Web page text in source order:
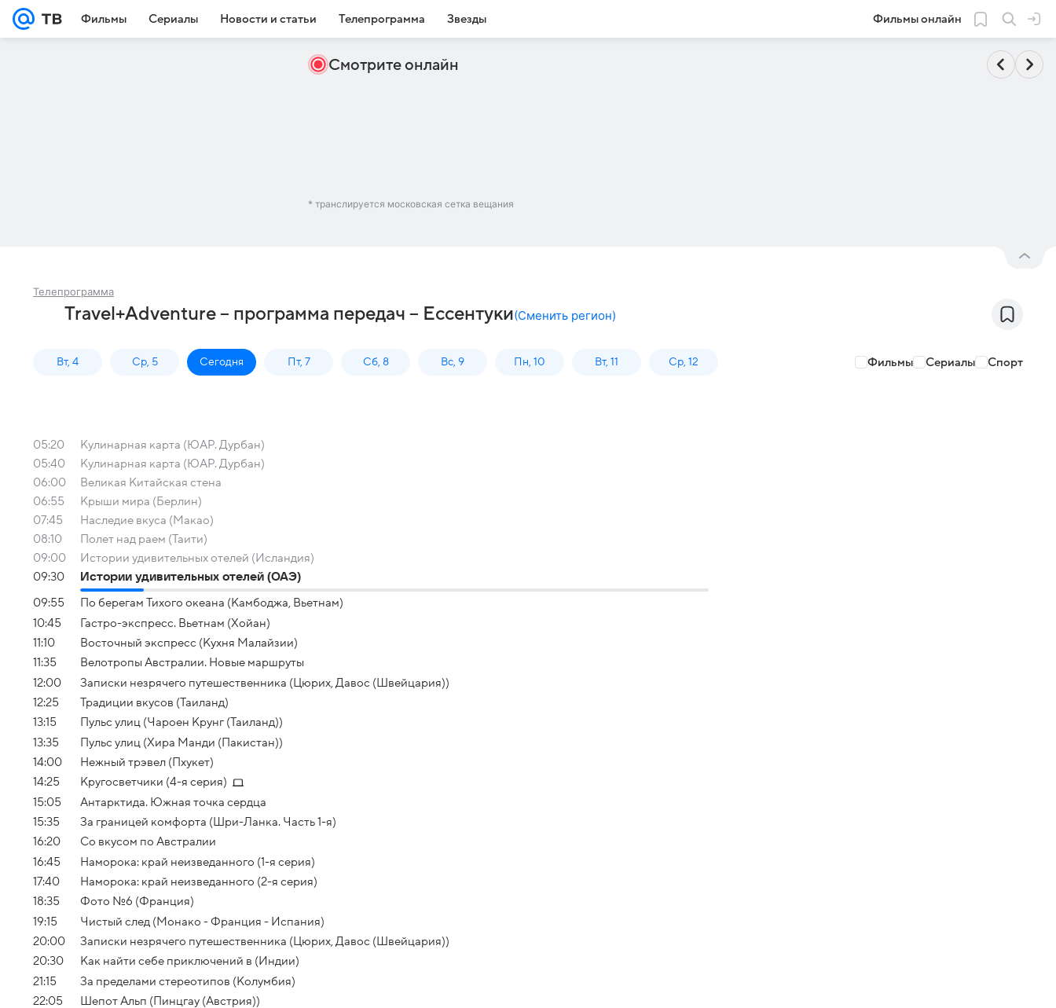
Фильмы Сериалы Новости и статьи Телепрограмма Звезды Фильмы онлайн
Смотрите онлайн
* транслируется московская сетка вещания
Телепрограмма
Travel+Adventure – программа передач – Ессентуки(Сменить регион)
Вт, 4 Ср, 5 Сегодня Пт, 7 Сб, 8 Вс, 9 Пн, 10 Вт, 11 Ср, 12 Фильмы Сериалы Спорт
05:20
Кулинарная карта (ЮАР. Дурбан)
05:40
Кулинарная карта (ЮАР. Дурбан)
06:00
Великая Китайская стена
06:55
Крыши мира (Берлин)
07:45
Наследие вкуса (Макао)
08:10
Полет над раем (Таити)
09:00
Истории удивительных отелей (Исландия)
09:30
Истории удивительных отелей (ОАЭ)
09:55
По берегам Тихого океана (Камбоджа, Вьетнам)
10:45
Гастро-экспресс. Вьетнам (Хойан)
11:10
Восточный экспресс (Кухня Малайзии)
11:35
Велотропы Австралии. Новые маршруты
12:00
Записки незрячего путешественника (Цюрих, Давос (Швейцария))
12:25
Традиции вкусов (Таиланд)
13:15
Пульс улиц (Чароен Крунг (Таиланд))
13:35
Пульс улиц (Хира Манди (Пакистан))
14:00
Нежный трэвел (Пхукет)
14:25
Кругосветчики (4-я серия)
15:05
Антарктида. Южная точка сердца
15:35
За границей комфорта (Шри-Ланка. Часть 1-я)
16:20
Со вкусом по Австралии
16:45
Наморока: край неизведанного (1-я серия)
17:40
Наморока: край неизведанного (2-я серия)
18:35
Фото №6 (Франция)
19:15
Чистый след (Монако - Франция - Испания)
20:00
Записки незрячего путешественника (Цюрих, Давос (Швейцария))
20:30
Как найти себе приключений в (Индии)
21:15
За пределами стереотипов (Колумбия)
22:05
Шепот Альп (Пинцгау (Австрия))